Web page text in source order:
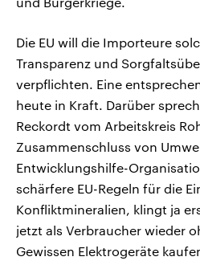
Die EU will die Importeure
Transparenz und
verpflichten. Eine
heute in Kraft. Darüber
Reckordt vom Arbeitskreis
Zusammenschluss von
Entwicklungshilfe-
schärfere EU-Regeln für die
Konfliktmineralien, klingt ja
jetzt als Verbraucher wieder
Gewissen Elektrogeräte